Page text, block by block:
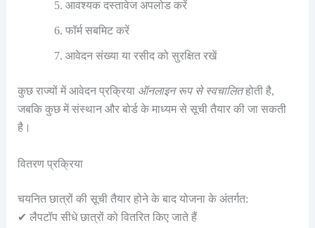
आवश्यक दस्तावेज अपलोड करें
फॉर्म सबमिट करें
आवेदन संख्या या रसीद को सुरक्षित रखें
कुछ राज्यों में आवेदन प्रक्रिया ऑनलाइन रूप से स्वचालितहोती है,
जबकि कुछ में संस्थान और बोर्ड के माध्यम से सूची तैयार की जा सकती
है।
वितरण प्रक्रिया
चयनित छात्रों की सूची तैयार होने के बाद योजना के अंतर्गत:
✔ लैपटॉप सीधे छात्रों को वितरित किए जाते हैं